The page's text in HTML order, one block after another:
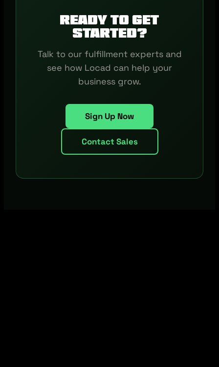
Ready to get
started?
Talk to our fulfillment experts and
see how Locad can help your
business grow.
Sign Up Now
Contact Sales